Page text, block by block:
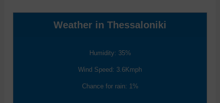
Weather in Thessaloniki
Humidity: 35%
Wind Speed: 3.6Kmph
Chance for rain: 1%